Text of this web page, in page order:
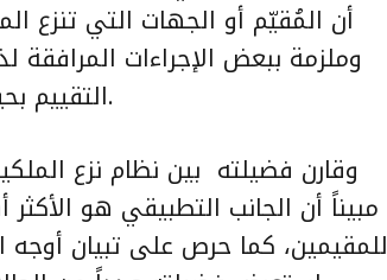
أن المُقيّم أو الجهات التي تنزع
وملزمة ببعض الإجراءات
التقييم بحيث تكون ملتزمة بالمعايير والشفافية والنزاهة.
وقارن فضيلته بين نظام نزع
مبيناً أن الجانب التطبيقي هو
للمقيمين، كما حرص على تبيان أوجه